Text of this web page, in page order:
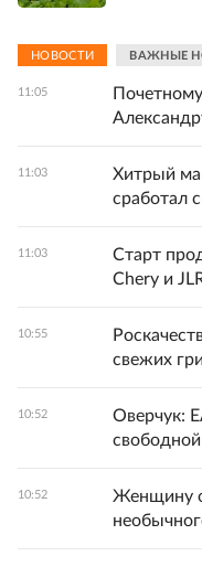
НОВОСТИ ВАЖНЫЕ
11:05
11:03
Хитрый
сработал
11:03
Старт
Chery и
10:55
свежих
10:52
Оверчук:
10:52
Женщину